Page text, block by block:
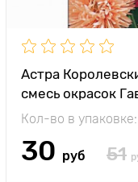
Астра
смесь окрасок
Кол-во в упаковке:
30 руб 51